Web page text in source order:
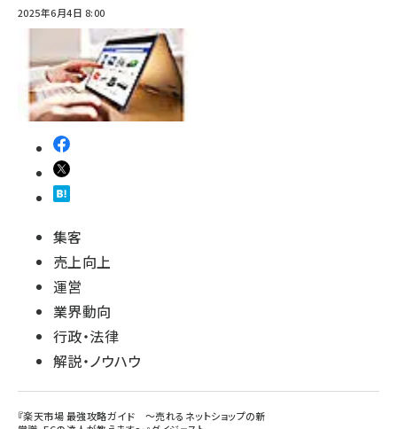
2025年6月4日 8:00
集客
売上向上
運営
業界動向
行政・法律
解説・ノウハウ
『楽天市場 最強攻略ガイド ～売れるネットショップの新